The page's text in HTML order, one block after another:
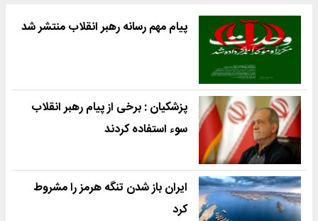
پیام مهم رسانه رهبر انقلاب منتشر شد
پزشکیان : برخی از پیام رهبر انقلاب
سوء استفاده کردند
ایران باز شدن تنگه هرمز را مشروط
کرد